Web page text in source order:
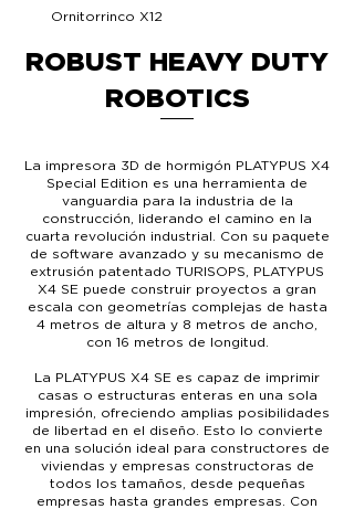
Ornitorrinco X12
ROBUST HEAVY DUTY
ROBOTICS
La impresora 3D de hormigón PLATYPUS X4
Special Edition es una herramienta de
vanguardia para la industria de la
construcción, liderando el camino en la
cuarta revolución industrial. Con su paquete
de software avanzado y su mecanismo de
extrusión patentado TURISOPS, PLATYPUS
X4 SE puede construir proyectos a gran
escala con geometrías complejas de hasta
4 metros de altura y 8 metros de ancho,
con 16 metros de longitud.
La PLATYPUS X4 SE es capaz de imprimir
casas o estructuras enteras en una sola
impresión, ofreciendo amplias posibilidades
de libertad en el diseño. Esto lo convierte
en una solución ideal para constructores de
viviendas y empresas constructoras de
todos los tamaños, desde pequeñas
empresas hasta grandes empresas. Con